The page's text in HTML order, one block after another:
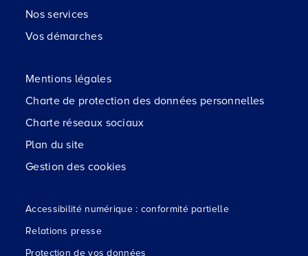
Nos services
Vos démarches
Mentions légales
Charte de protection des données personnelles
Charte réseaux sociaux
Plan du site
Gestion des cookies
Accessibilité numérique : conformité partielle
Relations presse
Protection de vos données